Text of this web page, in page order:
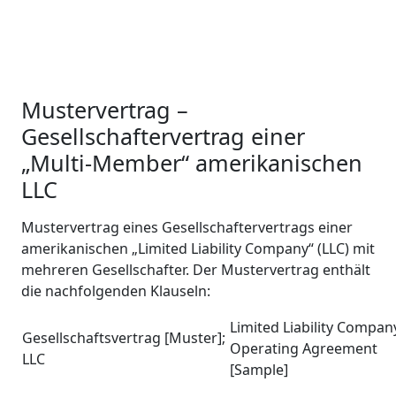
Mustervertrag –
Gesellschaftervertrag einer
„Multi-Member“ amerikanischen
LLC
Mustervertrag eines Gesellschaftervertrags einer
amerikanischen „Limited Liability Company“ (LLC) mit
mehreren Gesellschafter. Der Mustervertrag enthält
die nachfolgenden Klauseln:
Gesellschaftsvertrag [Muster];
LLC
Limited Liability
Operating Agreement
[Sample]